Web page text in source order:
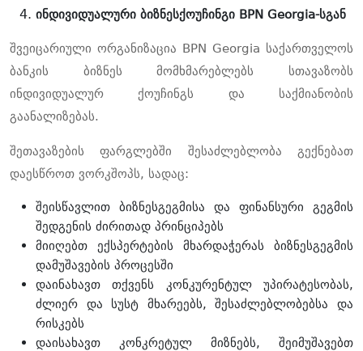
ინდივიდუალური ბიზნესქოუჩინგი BPN Georgia-სგან
შვეიცარიული ორგანიზაცია BPN Georgia საქართველოს
ბანკის ბიზნეს მომხმარებლებს სთავაზობს
ინდივიდუალურ ქოუჩინგს და საქმიანობის
გაანალიზებას.
შეთავაზების ფარგლებში შესაძლებლობა გექნებათ
დაესწროთ ვორკშოპს, სადაც:
შეისწავლით ბიზნესგეგმისა და ფინანსური გეგმის
შედგენის ძირითად პრინციპებს
მიიღებთ ექსპერტების მხარდაჭერას ბიზნესგეგმის
დამუშავების პროცესში
დაინახავთ თქვენს კონკურენტულ უპირატესობას,
ძლიერ და სუსტ მხარეებს, შესაძლებლობებსა და
რისკებს
დაისახავთ კონკრეტულ მიზნებს, შეიმუშავებთ